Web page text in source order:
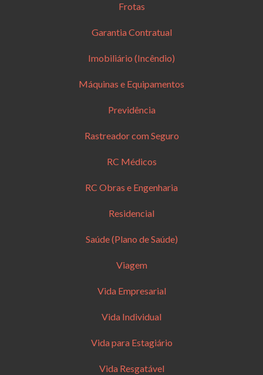
Frotas
Garantia Contratual
Imobiliário (Incêndio)
Máquinas e Equipamentos
Previdência
Rastreador com Seguro
RC Médicos
RC Obras e Engenharia
Residencial
Saúde (Plano de Saúde)
Viagem
Vida Empresarial
Vida Individual
Vida para Estagiário
Vida Resgatável